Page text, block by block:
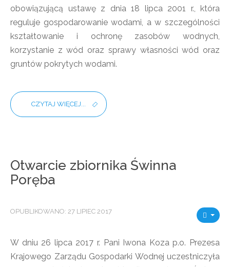
obowiązującą ustawę z dnia 18 lipca 2001 r., która
reguluje gospodarowanie wodami, a w szczególności
kształtowanie i ochronę zasobów wodnych,
korzystanie z wód oraz sprawy własności wód oraz
gruntów pokrytych wodami.
CZYTAJ WIĘCEJ...
Otwarcie zbiornika Świnna
Poręba
OPUBLIKOWANO: 27 LIPIEC 2017
W dniu 26 lipca 2017 r. Pani Iwona Koza p.o. Prezesa
Krajowego Zarządu Gospodarki Wodnej uczestniczyła